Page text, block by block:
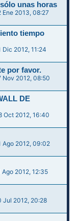
unas horas
Ene 2013, 08:27
tiempo
Dic 2012, 11:24
por favor.
Nov 2012, 08:50
DE
Oct 2012, 16:40
Ago 2012, 09:02
Ago 2012, 12:35
Jul 2012, 20:28